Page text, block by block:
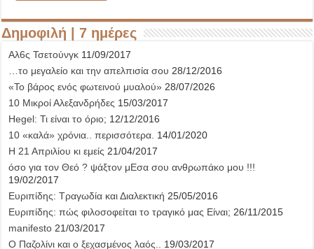
Δημοφιλή | 7 ημέρες
Αλ6ς Τσετούνγκ 11/09/2017
…το μεγαλείο και την απελπισία σου 28/12/2016
«Το βάρος ενός φωτεινού μυαλού» 28/07/2026
10 Μικροί Αλεξανδρήδες 15/03/2017
Hegel: Τι είναι το όριο; 12/12/2016
10 «καλά» χρόνια.. περισσότερα. 14/01/2020
Η 21 Απριλίου κι εμείς 21/04/2017
όσο για τον Θεό ? ψάξτον μΕσα σου ανθρωπάκο μου !!!
19/02/2017
Ευριπίδης: Τραγωδία και Διαλεκτική 25/05/2016
Ευριπίδης: πώς φιλοσοφείται το τραγικό μας Είναι; 26/11/2015
manifesto 21/03/2017
Ο Παζολίνι και ο ξεχασμένος λαός..
19/03/2017